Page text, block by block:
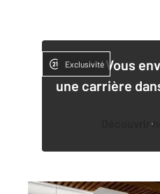
Vous
une carrière
Découvrir
Exclusivité